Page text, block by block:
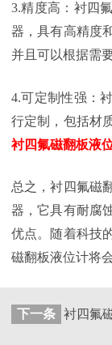
3.精度高：衬四
器，具有高精度
并且可以根据需
4.可定制性强：
行定制，包括材
衬四氟磁翻板液
总之，衬四氟磁
器，它具有耐腐
优点。随着科技
磁翻板液位计将
下一条